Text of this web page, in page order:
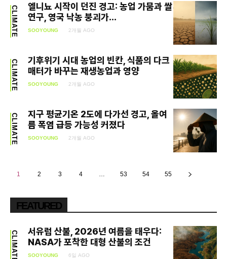
CLIMATE
엘니뇨 시작이 던진 경고: 농업 가뭄과 쌀
연구, 영국 낙농 붕괴가...
SOOYOUNG 2개월 AGO
CLIMATE
기후위기 시대 농업의 빈칸, 식품의 다크
매터가 바꾸는 재생농업과 영양
SOOYOUNG 2개월 AGO
CLIMATE
지구 평균기온 2도에 다가선 경고, 올여
름 폭염 급등 가능성 커졌다
SOOYOUNG 2개월 AGO
1 2 3 4 … 53 54 55
FEATURED
CLIMATE
서유럽 산불, 2026년 여름을 태우다:
NASA가 포착한 대형 산불의 조건
SOOYOUNG 6일 AGO